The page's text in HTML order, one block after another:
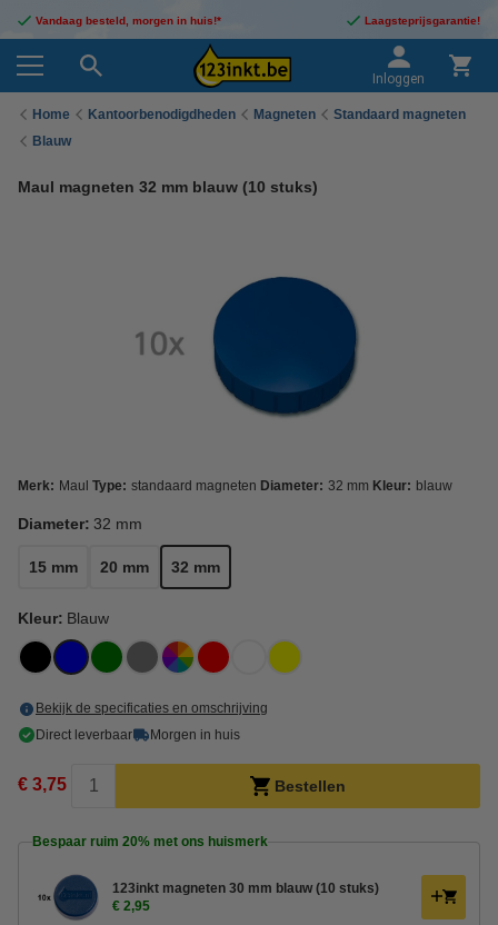
Vandaag besteld, morgen in huis!* Laagsteprijsgarantie!
Inloggen
Home Kantoorbenodigdheden Magneten
Standaard magneten
Blauw
Maul magneten 32 mm blauw (10 stuks)
Merk: Maul Type: standaard magneten Diameter: 32 mm Kleur: blauw
Diameter: 32 mm
15 mm 20 mm 32 mm
Kleur: Blauw
Bekijk de specificaties en omschrijving
Direct leverbaar
Morgen in huis
€ 3,75 Bestellen
Bespaar ruim 20% met ons huismerk
123inkt magneten 30 mm blauw (10 stuks)
€ 2,95